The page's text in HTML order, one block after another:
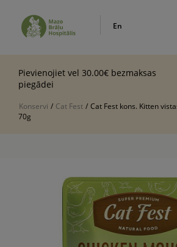
En
Pievienojiet vel 30.00€ bezmaksas
piegādei
Konservi / Cat Fest / Cat Fest kons. Kitten
70g